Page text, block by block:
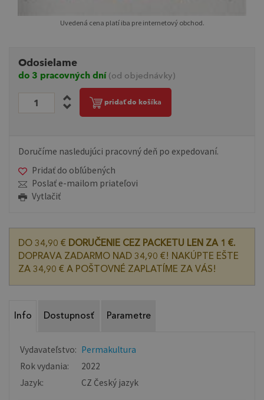
Uvedená cena platí iba pre internetový obchod.
Odosielame
do 3 pracovných dní (od objednávky)
pridať do košíka
Doručíme nasledujúci pracovný deň po expedovaní.
Pridať do obľúbených
Poslať e-mailom priateľovi
Vytlačiť
DO 34,90 € DORUČENIE CEZ PACKETU LEN ZA 1 €.
DOPRAVA ZADARMO NAD 34,90 €! NAKÚPTE EŠTE
ZA 34,90 € A POŠTOVNÉ ZAPLATÍME ZA VÁS!
Info Dostupnosť Parametre
Vydavateľstvo: Permakultura
Rok vydania:
2022
Jazyk:
CZ Český jazyk